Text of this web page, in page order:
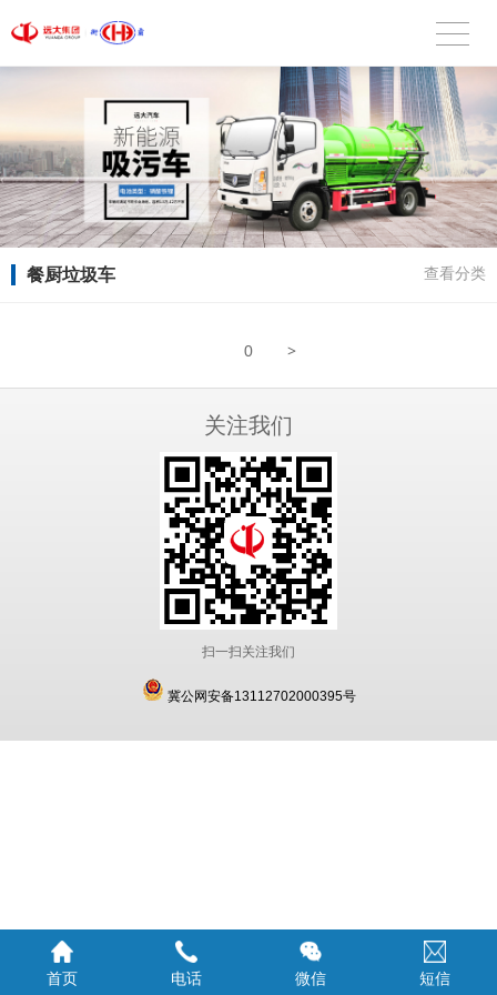
餐厨垃圾车 查看分类
0 >
关注我们
扫一扫关注我们
冀公网安备13112702000395号
首页 电话 微信 短信